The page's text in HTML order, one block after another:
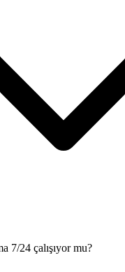
7/24 çalışıyor mu?